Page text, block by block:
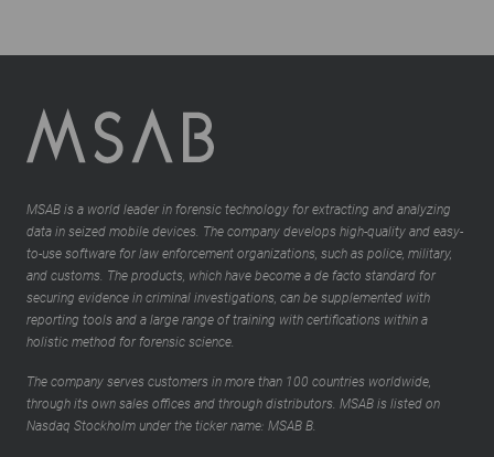
MSAB is a world leader in forensic technology for extracting and analyzing
data in seized mobile devices. The company develops high-quality and easy-
to-use software for law enforcement organizations, such as police, military,
and customs. The products, which have become a de facto standard for
securing evidence in criminal investigations, can be supplemented with
reporting tools and a large range of training with certifications within a
holistic method for forensic science.
The company serves customers in more than 100 countries worldwide,
through its own sales offices and through distributors. MSAB is listed on
Nasdaq Stockholm under the ticker name: MSAB B.